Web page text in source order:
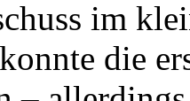
im
die